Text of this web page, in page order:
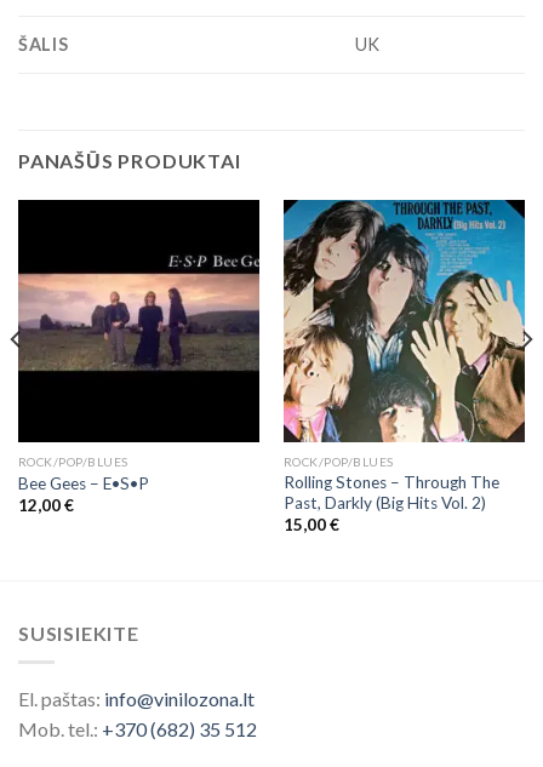
ŠALIS UK
PANAŠŪS PRODUKTAI
ROCK/POP/BLUES
Bee Gees ‎– E•S•P
12,00€
ROCK/POP/BLUES
Rolling Stones – Through The
Past, Darkly (Big Hits Vol. 2)
15,00€
SUSISIEKITE
El. paštas: info@vinilozona.lt
Mob. tel.: +370 (682) 35 512